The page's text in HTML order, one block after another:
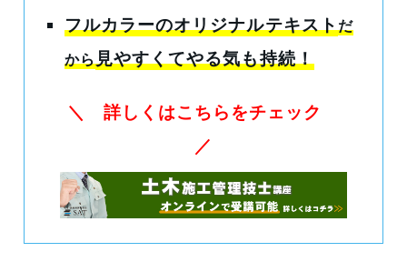
フルカラーのオリジナルテキストだ
から見やすくてやる気も持続！
＼ 詳しくはこちらをチェック
／